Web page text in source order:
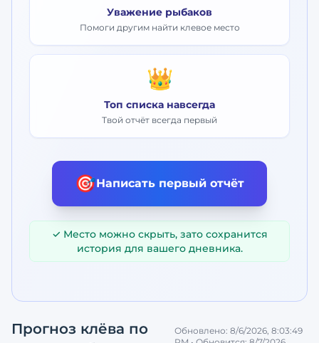
Уважение рыбаков
Помоги другим найти клевое место
👑
Топ списка навсегда
Твой отчёт всегда первый
🎯Написать первый отчёт
✓ Место можно скрыть, зато сохранится
история для вашего дневника.
Прогноз клёва по
Обновлено: 8/6/2026, 8:03:49